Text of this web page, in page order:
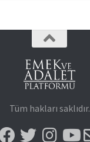
Tüm hakları saklıdır.